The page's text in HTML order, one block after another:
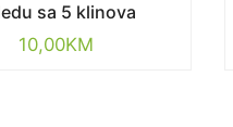
sa 5 klinova
10,00KM